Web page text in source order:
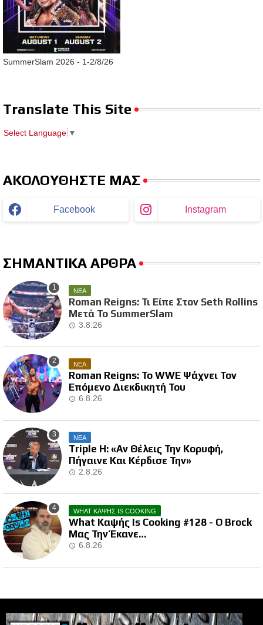
SummerSlam 2026 - 1-2/8/26
Translate This Site
Select Language ▼
ΑΚΟΛΟΥΘΗΣΤΕ ΜΑΣ
Facebook Instagram
ΣΗΜΑΝΤΙΚΑ ΑΡΘΡΑ
ΝΕΑ
Roman Reigns: Τι Είπε Στον Seth Rollins
Μετά Το SummerSlam
3.8.26
ΝΕΑ
Roman Reigns: Το WWE Ψάχνει Τον
Επόμενο Διεκδικητή Του
6.8.26
ΝΕΑ
Triple H: «Αν Θέλεις Την Κορυφή,
Πήγαινε Και Κέρδισε Την»
2.8.26
WHAT ΚΑΨΗΣ IS COOKING
What Καψής Is Cooking #128 - Ο Brock
Μας Την Έκανε…
6.8.26